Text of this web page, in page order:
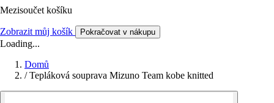
Mezisoučet košíku
Zobrazit můj košík Pokračovat v nákupu
Loading...
Domů
/ Tepláková souprava Mizuno Team kobe knitted